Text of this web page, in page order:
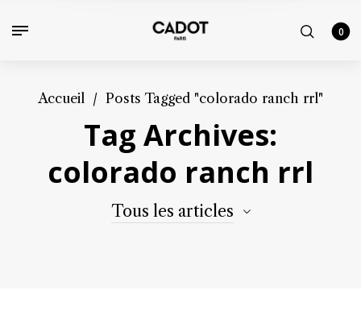
0
Accueil / Posts Tagged "colorado ranch rrl"
Tag Archives:
colorado ranch rrl
Tous les articles